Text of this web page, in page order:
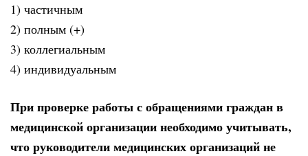
1) частичным
2) полным (+)
3) коллегиальным
4) индивидуальным
При проверке работы с обращениями граждан в
медицинской организации необходимо учитывать,
что руководители медицинских организаций не